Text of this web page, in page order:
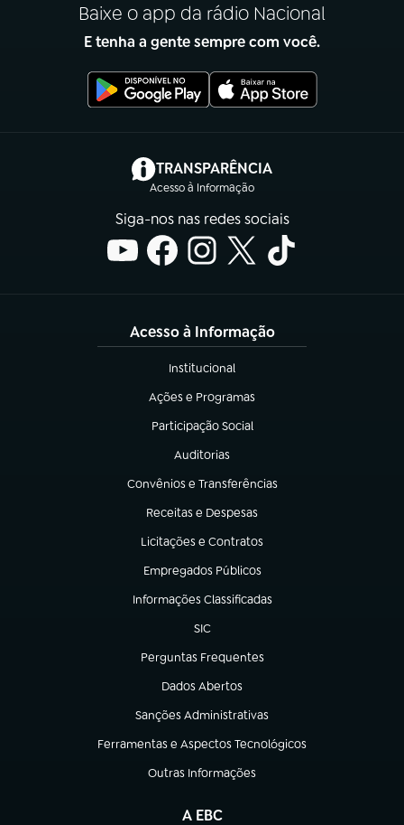
Baixe o app da rádio Nacional
E tenha a gente sempre com você.
TRANSPARÊNCIA
Acesso à Informação
(abre em nova aba)
Siga-nos nas redes sociais
Acesso à Informação
Institucional
(abre em nova aba)
Ações e Programas
(abre em nova aba)
Participação Social
(abre em nova aba)
Auditorias
(abre em nova aba)
Convênios e Transferências
(abre em nova aba)
Receitas e Despesas
(abre em nova aba)
Licitações e Contratos
(abre em nova aba)
Empregados Públicos
(abre em nova aba)
Informações Classificadas
(abre em nova aba)
SIC
(abre em nova aba)
Perguntas Frequentes
(abre em nova aba)
Dados Abertos
(abre em nova aba)
Sanções Administrativas
(abre em nova aba)
Ferramentas e Aspectos Tecnológicos
(abre em nova aba)
Outras Informações
(abre em nova aba)
A EBC